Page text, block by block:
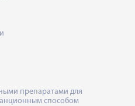
препаратами для
способом